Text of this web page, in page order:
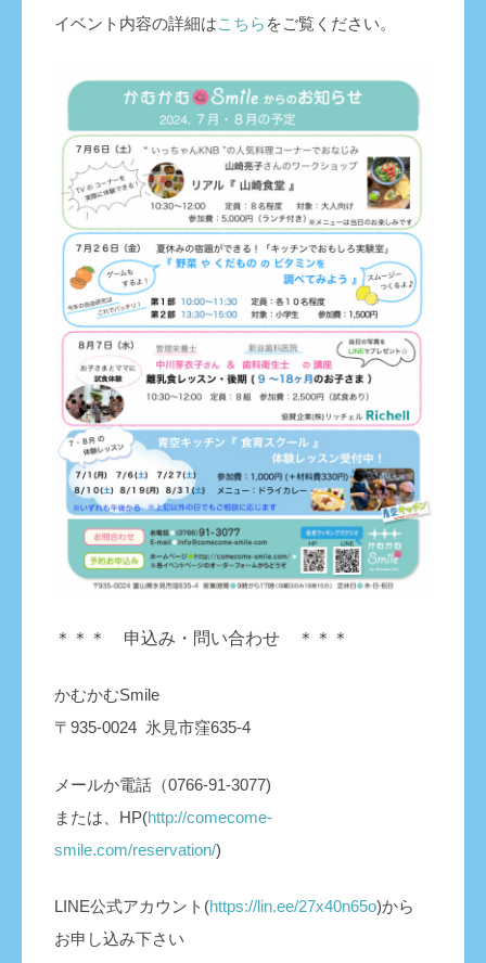
イベント内容の詳細はこちら をご覧ください。
＊＊＊ 申込み・問い合わせ ＊＊＊
かむかむSmile
〒935-0024 氷見市窪635-4
メールか電話（0766-91-3077)
または、HP(http://comecome-
smile.com/reservation/)
LINE公式アカウント(https://lin.ee/27x40n65o)から
お申し込み下さい